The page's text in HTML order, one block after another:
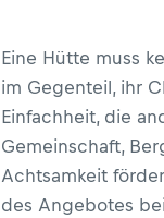
Eine Hütte muss
im Gegenteil, ihr
Einfachheit, die
Gemeinschaft,
Achtsamkeit
des Angebotes